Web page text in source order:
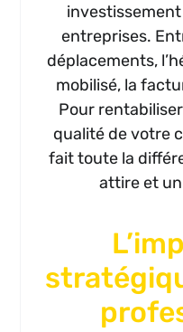
entreprises.
déplacements,
mobilisé, la
Pour
qualité de votre
fait toute la
attire et